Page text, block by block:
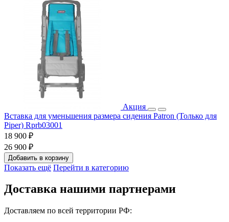
Акция
Вставка для уменьшения размера сидения Patron (Только для
Piper) Rprb03001
18 900 ₽
26 900 ₽
Добавить в корзину
Показать ещё Перейти в категорию
Доставка нашими партнерами
Доставляем по всей территории РФ: